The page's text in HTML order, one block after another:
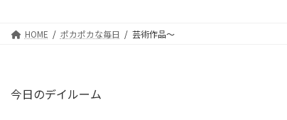
HOME ポカポカな毎日 芸術作品～
今日のデイルーム